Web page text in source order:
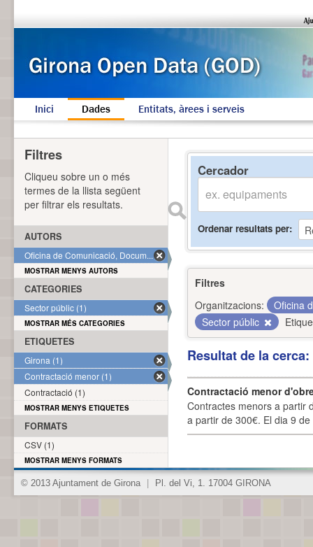
Inici Dades Entitats, àrees i serveis
Cercador
Ordenar resultats per
Filtres
Organitzacions:
Oficina
Sector públic
Resultat de la
Contractació menor
Contractes menors a partir
a partir de 300€. El dia 9
Filtres
Cliqueu sobre un o més
termes de la llista següent
per filtrar els resultats.
AUTORS
Oficina de Comunicació, Docum... (1)
MOSTRAR MENYS AUTORS
CATEGORIES
Sector públic (1)
MOSTRAR MÉS CATEGORIES
ETIQUETES
Girona (1)
Contractació menor (1)
Contractació (1)
MOSTRAR MENYS ETIQUETES
FORMATS
CSV (1)
MOSTRAR MENYS FORMATS
© 2013 Ajuntament de Girona Pl. del Vi, 1. 17004 GIRONA